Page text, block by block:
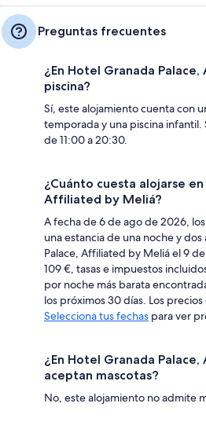
Preguntas frecuentes
¿En Hotel Granada
piscina?
Sí, este alojamiento cuenta con
temporada y una piscina infantil.
de 11:00 a 20:30.
¿Cuánto cuesta alojarse
Affiliated by Meliá?
A fecha de 6 de ago de 2026,
una estancia de una noche y
Palace, Affiliated by Meliá el 9
109 €, tasas e impuestos
por noche más barata
los próximos 30 días. Los
Selecciona tus fechas para ver
¿En Hotel Granada
aceptan mascotas?
No, este alojamiento no admite